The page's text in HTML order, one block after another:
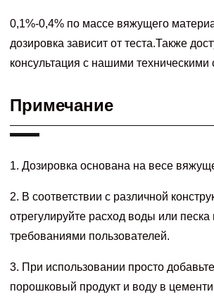
0,1%-0,4% по массе вяжущего
дозировка зависит от теста.Также
консультация с нашими техническими
Примечание
1. Дозировка основана на весе
2. В соответствии с различной
отрегулируйте расход воды или песка
требованиями пользователей.
3. При использовании просто
порошковый продукт и воду в